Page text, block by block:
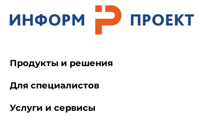
Продукты и решения
Для специалистов
Услуги и сервисы